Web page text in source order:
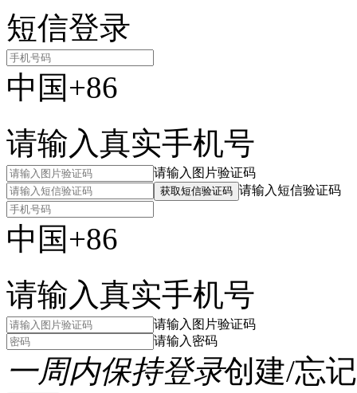
短信登录
中国+86
请输入真实手机号
请输入图片验证码
获取短信验证码 请输入短信验证码
中国+86
请输入真实手机号
请输入图片验证码
请输入密码
一周内保持登录创建/忘